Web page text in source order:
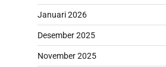
Januari 2026
Desember 2025
November 2025